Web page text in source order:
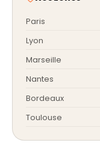
Paris
Lyon
Marseille
Nantes
Bordeaux
Toulouse